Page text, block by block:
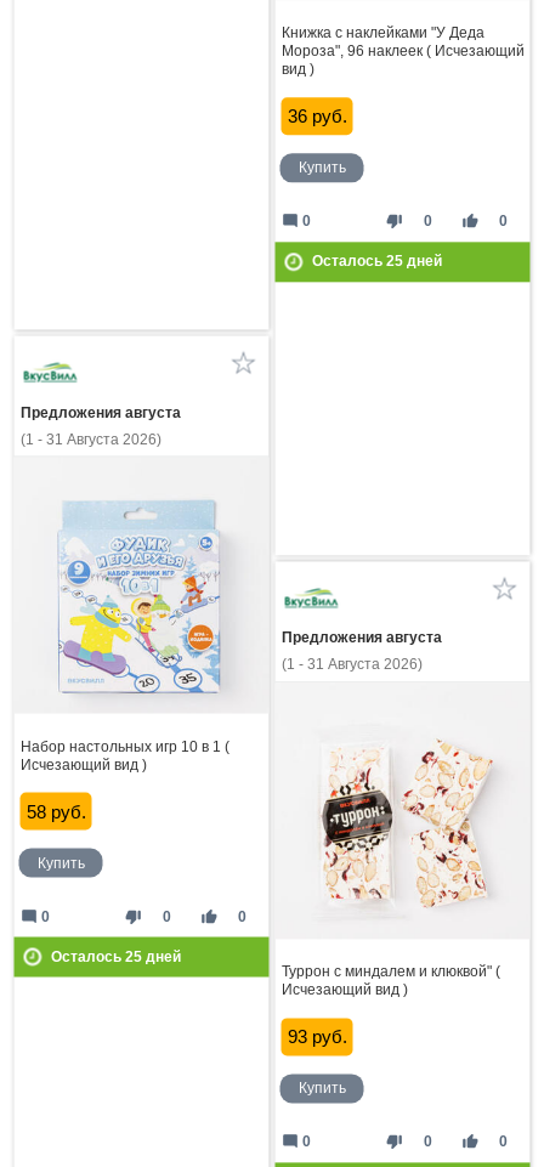
Книжка с наклейками "У Деда
Мороза", 96 наклеек ( Исчезающий
вид )
36 руб.
Купить
thumb_down 0 thumb_up 0
mode_comment 0
Осталось 25дней
Предложения августа
(1 - 31 Августа 2026)
Набор настольных игр 10 в 1 (
Исчезающий вид )
58 руб.
Купить
thumb_down 0 thumb_up 0
mode_comment 0
Осталось 25дней
Предложения августа
(1 - 31 Августа 2026)
Туррон с миндалем и клюквой" (
Исчезающий вид )
93 руб.
Купить
thumb_down 0 thumb_up 0
mode_comment 0